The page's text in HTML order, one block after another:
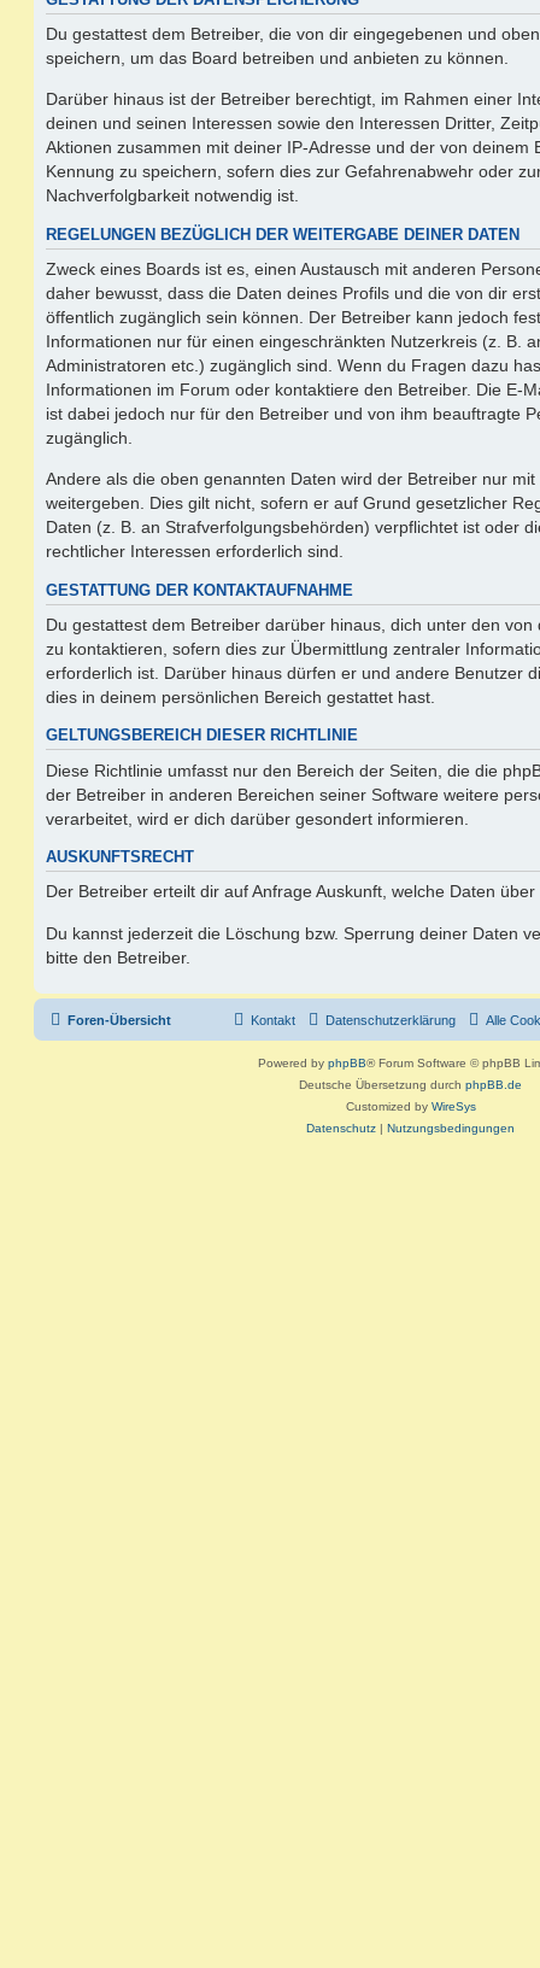
Du gestattest dem Betreiber, die von dir eingegebenen und
speichern, um das Board betreiben und anbieten zu können.
Darüber hinaus ist der Betreiber berechtigt, im Rahmen einer
deinen und seinen Interessen sowie den Interessen Dritter,
Aktionen zusammen mit deiner IP-Adresse und der von deinem
Kennung zu speichern, sofern dies zur Gefahrenabwehr oder
Nachverfolgbarkeit notwendig ist.
REGELUNGEN BEZÜGLICH DER WEITERGABE DEINER DATEN
Zweck eines Boards ist es, einen Austausch mit anderen
daher bewusst, dass die Daten deines Profils und die von dir
öffentlich zugänglich sein können. Der Betreiber kann jedoch
Informationen nur für einen eingeschränkten Nutzerkreis (z. B.
Administratoren etc.) zugänglich sind. Wenn du Fragen dazu
Informationen im Forum oder kontaktiere den Betreiber. Die E-
ist dabei jedoch nur für den Betreiber und von ihm beauftragte
zugänglich.
Andere als die oben genannten Daten wird der Betreiber nur
weitergeben. Dies gilt nicht, sofern er auf Grund gesetzlicher
Daten (z. B. an Strafverfolgungsbehörden) verpflichtet ist oder
rechtlicher Interessen erforderlich sind.
GESTATTUNG DER KONTAKTAUFNAHME
Du gestattest dem Betreiber darüber hinaus, dich unter den
zu kontaktieren, sofern dies zur Übermittlung zentraler
erforderlich ist. Darüber hinaus dürfen er und andere Benutzer
dies in deinem persönlichen Bereich gestattet hast.
GELTUNGSBEREICH DIESER RICHTLINIE
Diese Richtlinie umfasst nur den Bereich der Seiten, die die
der Betreiber in anderen Bereichen seiner Software weitere
verarbeitet, wird er dich darüber gesondert informieren.
AUSKUNFTSRECHT
Der Betreiber erteilt dir auf Anfrage Auskunft, welche Daten
Du kannst jederzeit die Löschung bzw. Sperrung deiner Daten
bitte den Betreiber.
Foren-Übersicht Alle
Datenschutzerklärung
Kontakt
Powered by phpBB® Forum Software © phpBB
Deutsche Übersetzung durch phpBB.de
Customized by WireSys
Datenschutz | Nutzungsbedingungen